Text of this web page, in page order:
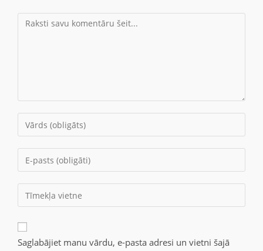
Saglabājiet manu vārdu, e-pasta adresi un vietni šajā